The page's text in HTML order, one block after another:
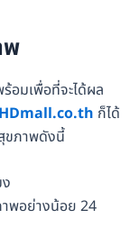
พ
อมเพื่อที่จะได้ผล
HDmall.co.th ก็ได้
ขภาพดังนี้
พอย่างน้อย 24